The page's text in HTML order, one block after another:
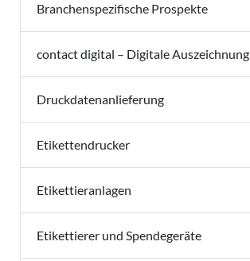
Branchenspezifische Prospekte
contact digital – Digitale Auszeichnung
Druckdatenanlieferung
Etikettendrucker
Etikettieranlagen
Etikettierer und Spendegeräte